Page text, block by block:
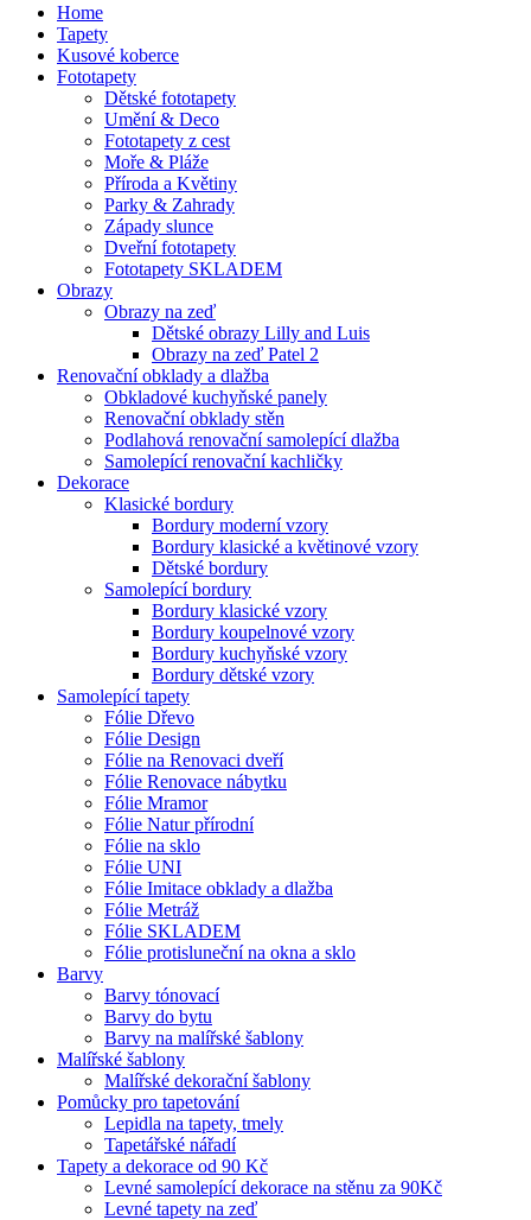
Home
Tapety
Kusové koberce
Fototapety
Dětské fototapety
Umění & Deco
Fototapety z cest
Moře & Pláže
Příroda a Květiny
Parky & Zahrady
Západy slunce
Dveřní fototapety
Fototapety SKLADEM
Obrazy
Obrazy na zeď
Dětské obrazy Lilly and Luis
Obrazy na zeď Patel 2
Renovační obklady a dlažba
Obkladové kuchyňské panely
Renovační obklady stěn
Podlahová renovační samolepící dlažba
Samolepící renovační kachličky
Dekorace
Klasické bordury
Bordury moderní vzory
Bordury klasické a květinové vzory
Dětské bordury
Samolepící bordury
Bordury klasické vzory
Bordury koupelnové vzory
Bordury kuchyňské vzory
Bordury dětské vzory
Samolepící tapety
Fólie Dřevo
Fólie Design
Fólie na Renovaci dveří
Fólie Renovace nábytku
Fólie Mramor
Fólie Natur přírodní
Fólie na sklo
Fólie UNI
Fólie Imitace obklady a dlažba
Fólie Metráž
Fólie SKLADEM
Fólie protisluneční na okna a sklo
Barvy
Barvy tónovací
Barvy do bytu
Barvy na malířské šablony
Malířské šablony
Malířské dekorační šablony
Pomůcky pro tapetování
Lepidla na tapety, tmely
Tapetářské nářadí
Tapety a dekorace od 90 Kč
Levné samolepící dekorace na stěnu za 90Kč
Levné tapety na zeď